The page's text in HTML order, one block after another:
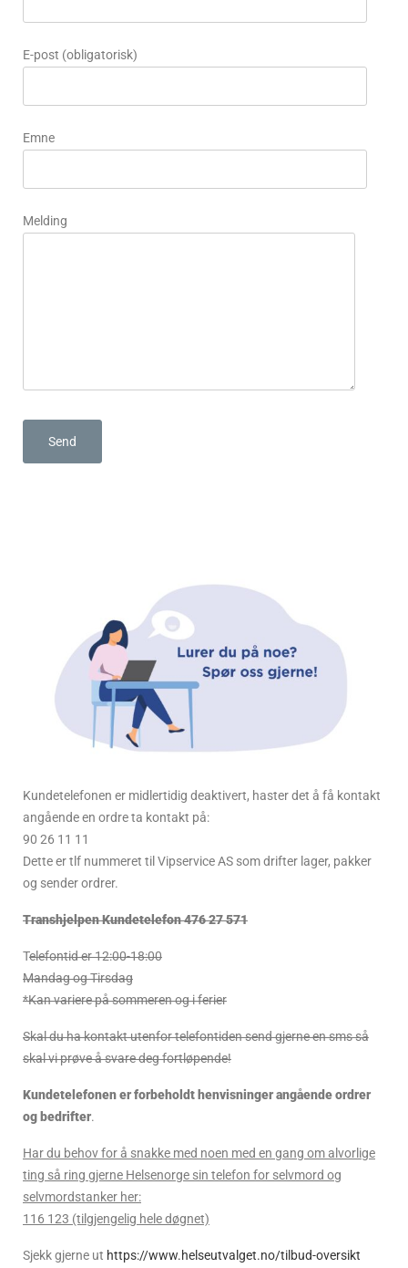
E-post (obligatorisk)
Emne
Melding
Kundetelefonen er midlertidig deaktivert, haster det å få kontakt
angående en ordre ta kontakt på:
90 26 11 11
Dette er tlf nummeret til Vipservice AS som drifter lager, pakker
og sender ordrer.
Transhjelpen Kundetelefon 476 27 571
Telefontid er 12:00-18:00
Mandag og Tirsdag
*Kan variere på sommeren og i ferier
Skal du ha kontakt utenfor telefontiden send gjerne en sms så
skal vi prøve å svare deg fortløpende!
Kundetelefonen er forbeholdt henvisninger angående ordrer
og bedrifter.
Har du behov for å snakke med noen med en gang om alvorlige
ting så ring gjerne Helsenorge sin telefon for selvmord og
selvmordstanker her:
116 123 (tilgjengelig hele døgnet)
Sjekk gjerne ut https://www.helseutvalget.no/tilbud-oversikt